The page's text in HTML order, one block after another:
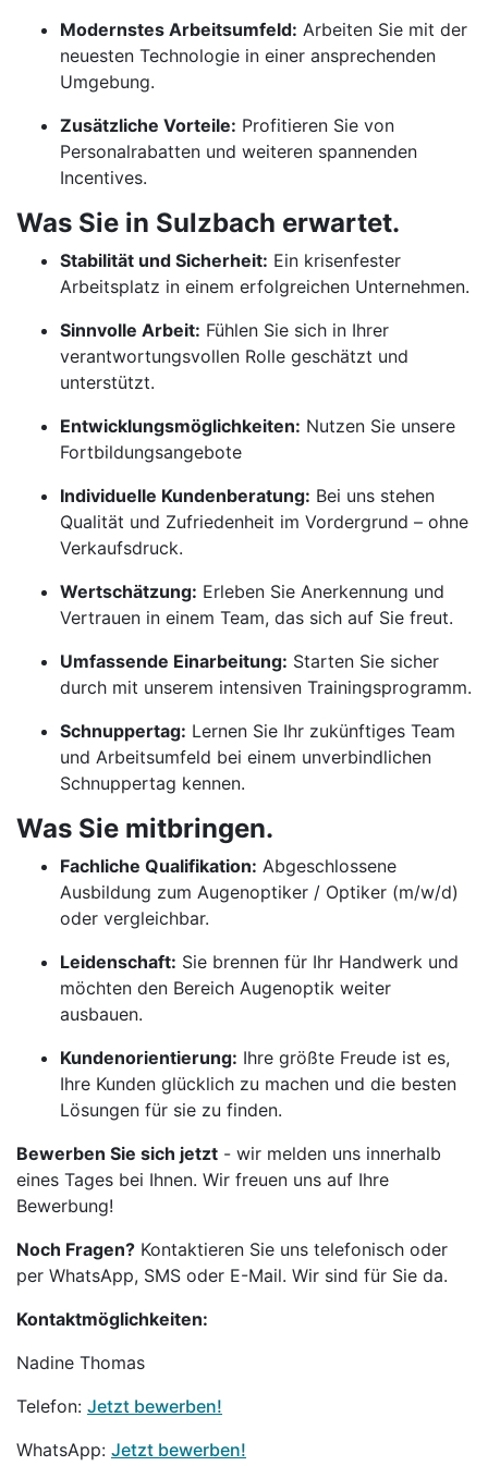
Modernstes Arbeitsumfeld: Arbeiten Sie mit der
neuesten Technologie in einer ansprechenden
Umgebung.
Zusätzliche Vorteile: Profitieren Sie von
Personalrabatten und weiteren spannenden
Incentives.
Was Sie in Sulzbach erwartet.
Stabilität und Sicherheit: Ein krisenfester
Arbeitsplatz in einem erfolgreichen Unternehmen.
Sinnvolle Arbeit: Fühlen Sie sich in Ihrer
verantwortungsvollen Rolle geschätzt und
unterstützt.
Entwicklungsmöglichkeiten: Nutzen Sie unsere
Fortbildungsangebote
Individuelle Kundenberatung: Bei uns stehen
Qualität und Zufriedenheit im Vordergrund – ohne
Verkaufsdruck.
Wertschätzung: Erleben Sie Anerkennung und
Vertrauen in einem Team, das sich auf Sie freut.
Umfassende Einarbeitung: Starten Sie sicher
durch mit unserem intensiven Trainingsprogramm.
Schnuppertag: Lernen Sie Ihr zukünftiges Team
und Arbeitsumfeld bei einem unverbindlichen
Schnuppertag kennen.
Was Sie mitbringen.
Fachliche Qualifikation: Abgeschlossene
Ausbildung zum Augenoptiker / Optiker (m/w/d)
oder vergleichbar.
Leidenschaft: Sie brennen für Ihr Handwerk und
möchten den Bereich Augenoptik weiter
ausbauen.
Kundenorientierung: Ihre größte Freude ist es,
Ihre Kunden glücklich zu machen und die besten
Lösungen für sie zu finden.
Bewerben Sie sich jetzt - wir melden uns innerhalb
eines Tages bei Ihnen. Wir freuen uns auf Ihre
Bewerbung!
Noch Fragen? Kontaktieren Sie uns telefonisch oder
per WhatsApp, SMS oder E-Mail. Wir sind für Sie da.
Kontaktmöglichkeiten:
Nadine Thomas
Telefon: Jetzt bewerben!
WhatsApp: Jetzt bewerben!